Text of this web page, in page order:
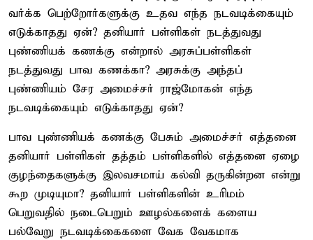
வர்க்க பெற்றோர்களுக்கு உதவ எந்த நடவடிக்கையும்
எடுக்காதது ஏன்? தனியார் பள்ளிகள் நடத்துவது
புண்ணியக் கணக்கு என்றால் அரசுப்பள்ளிகள்
நடத்துவது பாவ கணக்கா? அரசுக்கு அந்தப்
புண்ணியம் சேர அமைச்சர் ராஜ்மோகன் எந்த
நடவடிக்கையும் எடுக்காதது ஏன்?
பாவ புண்ணியக் கணக்கு பேசும் அமைச்சர் எத்தனை
தனியார் பள்ளிகள் தத்தம் பள்ளிகளில் எத்தனை ஏழை
குழந்தைகளுக்கு இலவசமாய் கல்வி தருகின்றன என்று
கூற முடியுமா? தனியார் பள்ளிகளின் உரிமம்
பெறுவதில் நடைபெறும் ஊழல்களைக் களைய
பல்வேறு நடவடிக்கைகளை வேக வேகமாக